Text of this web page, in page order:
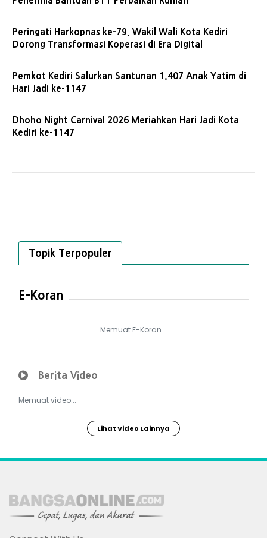
Peringati Harkopnas ke-79, Wakil Wali Kota Kediri
Dorong Transformasi Koperasi di Era Digital
Pemkot Kediri Salurkan Santunan 1.407 Anak Yatim di
Hari Jadi ke-1147
Dhoho Night Carnival 2026 Meriahkan Hari Jadi Kota
Kediri ke-1147
Topik Terpopuler
E-Koran
Memuat E-Koran...
Berita Video
Memuat video...
Lihat Video Lainnya